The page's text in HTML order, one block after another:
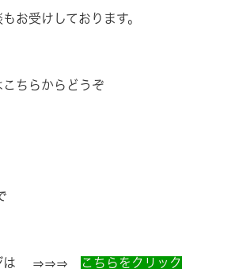
お受けしております。
こちらからどうぞ
ジは ⇒⇒⇒ こちらをクリック